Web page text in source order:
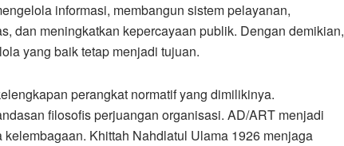
informasi, membangun sistem pelayanan,
dan meningkatkan kepercayaan publik. Dengan demikian,
yang baik tetap menjadi tujuan.
perangkat normatif yang dimilikinya.
filosofis perjuangan organisasi. AD/ART menjadi
Khittah Nahdlatul Ulama 1926 menjaga